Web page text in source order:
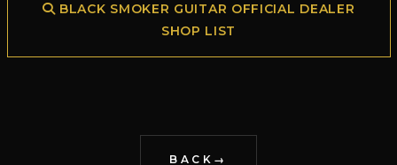
BLACK SMOKER GUITAR OFFICIAL DEALER
SHOP LIST
BACK